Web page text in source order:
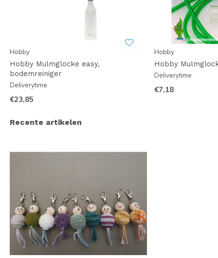
Hobby
Hobby Mulmglocke easy,
bodemreiniger
Deliverytime
€23,85
Hobby
Hobby
Deliverytime
€7,18
Recente artikelen